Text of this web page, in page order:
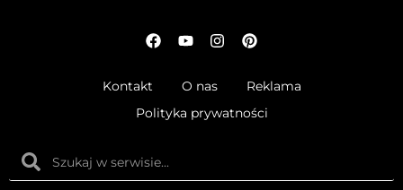
Kontakt O nas
Reklama
Polityka prywatności